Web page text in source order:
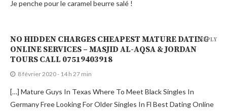
Je penche pour le caramel beurre salé !
NO HIDDEN CHARGES CHEAPEST MATURE DATING
ONLINE SERVICES – MASJID AL-AQSA & JORDAN
TOURS CALL 07519403918
8 février 2020 - 14 h 27 min
[…] Mature Guys In Texas Where To Meet Black Singles In
Germany Free Looking For Older Singles In Fl Best Dating Online
REPLY